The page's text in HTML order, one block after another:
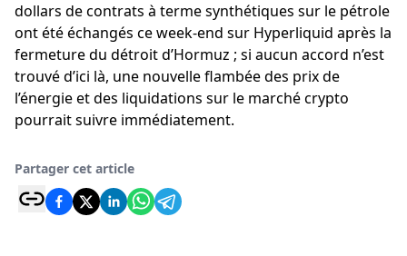
dollars de contrats à terme synthétiques sur le pétrole
ont été échangés ce week-end sur Hyperliquid après la
fermeture du détroit d’Hormuz ; si aucun accord n’est
trouvé d’ici là, une nouvelle flambée des prix de
l’énergie et des liquidations sur le marché crypto
pourrait suivre immédiatement.
Partager cet article